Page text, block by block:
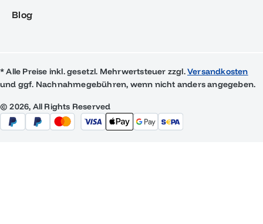
Blog
* Alle Preise inkl. gesetzl. Mehrwertsteuer zzgl.Versandkosten
und ggf. Nachnahmegebühren, wenn nicht anders angegeben.
© 2026, All Rights Reserved